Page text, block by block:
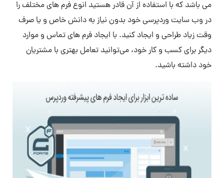
می باشد که با استفاده از آن قادر هستید انوع فرم های مختلف را
در وب سایت وردپرسی خود بدون نیاز به دانش خاص و یا صرف
وقت زیاد طراحی و ایجاد کنید. با ایجاد فرم های تماس و موارد
دیگر برای کسب و کار خود، می‌توانید تعامل بهتری با مشتریان
خود داشته باشید.